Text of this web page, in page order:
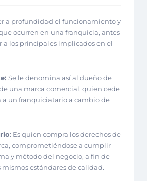
a profundidad el funcionamiento y
ocurren en una franquicia, antes
a los principales implicados en el
Se le denomina así al dueño de
una marca comercial, quien cede
a un franquiciatario a cambio de
: Es quien compra los derechos de
comprometiéndose a cumplir
y método del negocio, a fin de
estándares de calidad.